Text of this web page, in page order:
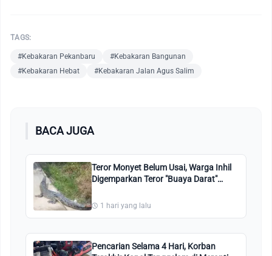
TAGS:
#Kebakaran Pekanbaru
#Kebakaran Bangunan
#Kebakaran Hebat
#Kebakaran Jalan Agus Salim
BACA JUGA
Teror Monyet Belum Usai, Warga Inhil
Digemparkan Teror "Buaya Darat"
1 hari yang lalu
Pencarian Selama 4 Hari, Korban